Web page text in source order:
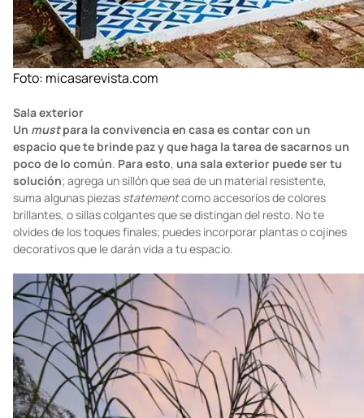
Foto:micasarevista.com
Sala exterior
Un must para la convivencia en casa es contar con un
espacio que te brinde paz y que haga la tarea de sacarnos un
poco de lo común Para esto
una sala exterior puede ser tu
solución
; agrega un sillón que sea de un material resistente,
suma algunas piezasstatementcomo accesorios de colores
brillantes, o sillas colgantes que se distingan del resto. No te
olvides de los toques finales; puedes incorporar plantas o cojines
decorativos que le darán vida a tu espacio.